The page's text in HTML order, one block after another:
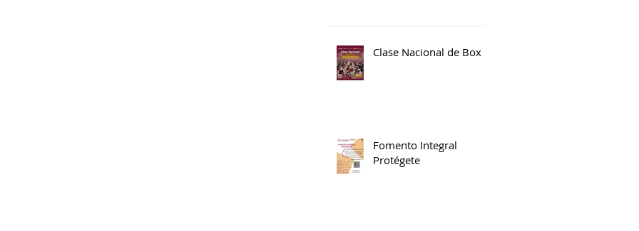
Clase Nacional de Box
Fomento Integral
Protégete